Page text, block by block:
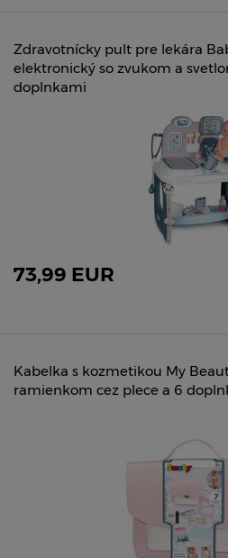
Zdravotnícky pult pre lekára
elektronický so zvukom a
doplnkami
73,99 EUR
Kabelka s kozmetikou My
ramienkom cez plece a 6